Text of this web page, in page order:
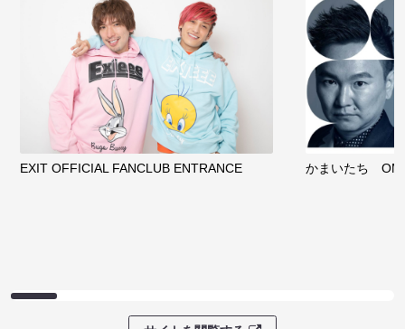
EXIT OFFICIAL FANCLUB ENTRANCE かまいたち